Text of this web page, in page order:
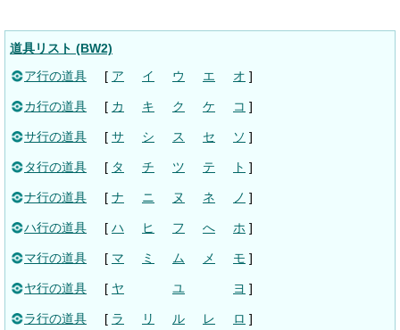
道具リスト (BW2)
ア行の道具
[ ア イ ウ エ オ ]
カ行の道具 [ カ キ ク ケ コ ]
サ行の道具 [ サ シ ス セ ソ ]
タ行の道具 [ タ チ ツ テ ト ]
ナ行の道具 [ ナ ニ ヌ ネ ノ ]
ハ行の道具 [ ハ ヒ フ へ ホ ]
マ行の道具 [ マ ミ ム メ モ ]
ヤ行の道具 [ ヤ ユ ヨ ]
ラ行の道具 [ ラ リ ル レ ロ ]